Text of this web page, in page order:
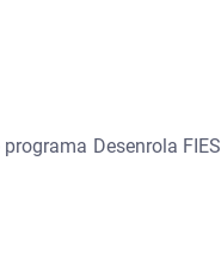
Desenrola FIES